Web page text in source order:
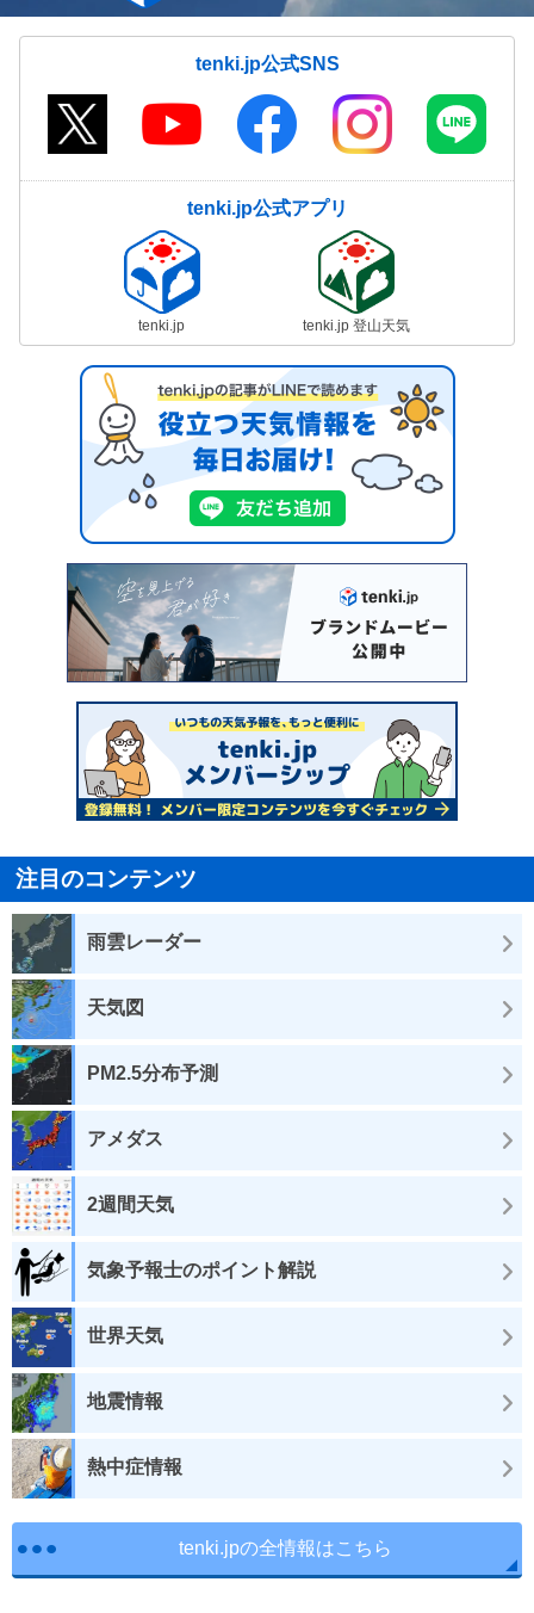
tenki.jp公式SNS
tenki.jp公式アプリ
tenki.jp tenki.jp 登山天気
注目のコンテンツ
雨雲レーダー
天気図
PM2.5分布予測
アメダス
2週間天気
気象予報士のポイント解説
世界天気
地震情報
熱中症情報
tenki.jpの全情報はこちら